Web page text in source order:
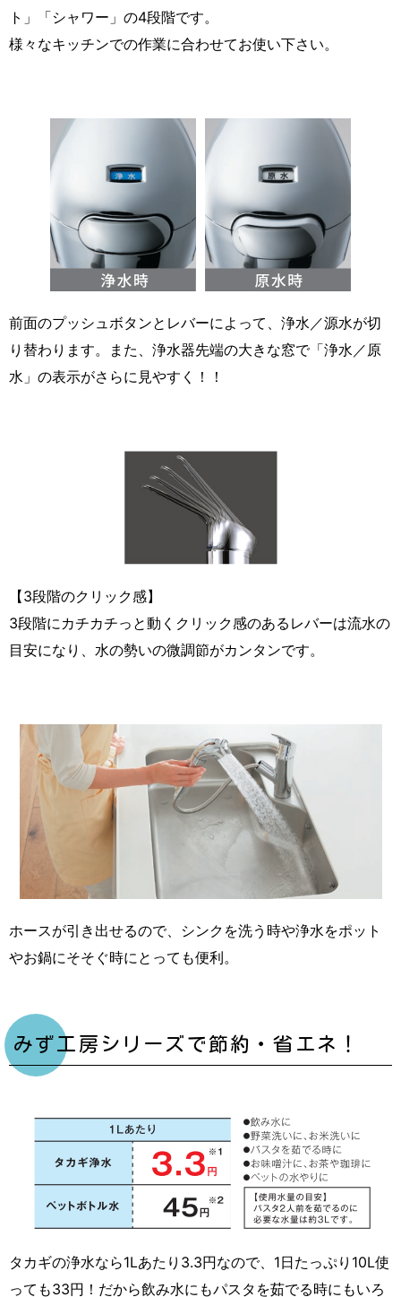
ト」「シャワー」の4段階です。
様々なキッチンでの作業に合わせてお使い下さい。
前面のプッシュボタンとレバーによって、浄水／源水が切
り替わります。また、浄水器先端の大きな窓で「浄水／原
水」の表示がさらに見やすく！！
【3段階のクリック感】
3段階にカチカチっと動くクリック感のあるレバーは流水の
目安になり、水の勢いの微調節がカンタンです。
ホースが引き出せるので、シンクを洗う時や浄水をポット
やお鍋にそそぐ時にとっても便利。
みず工房シリーズで節約・省エネ！
タカギの浄水なら1Lあたり3.3円なので、1日たっぷり10L使
っても33円！だから飲み水にもパスタを茹でる時にもいろ